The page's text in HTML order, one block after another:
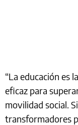
“La educación es
eficaz para
movilidad social.
transformadores